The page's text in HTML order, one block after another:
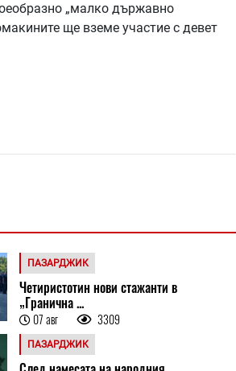
„малко държавно
ще вземе участие с девет
ПАЗАРДЖИК
Четиристотин нови стажанти в
„Гранична ...
07 авг 3309
ПАЗАРДЖИК